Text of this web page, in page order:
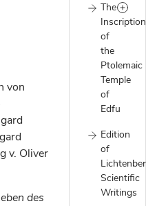
The
of
the
Ptolemaic
Temple
of
Edfu
Edition
of
Scientific
Writings
von
v. Oliver
des